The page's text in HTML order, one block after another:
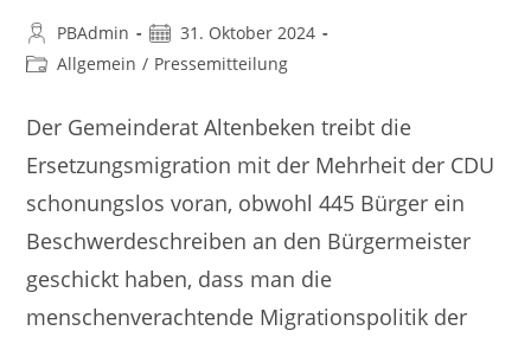
PBAdmin
31. Oktober 2024
Allgemein / Pressemitteilung
Der Gemeinderat Altenbeken treibt die
Ersetzungsmigration mit der Mehrheit der CDU
schonungslos voran, obwohl 445 Bürger ein
Beschwerdeschreiben an den Bürgermeister
geschickt haben, dass man die
menschenverachtende Migrationspolitik der